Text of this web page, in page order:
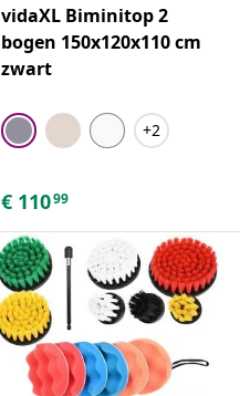
vidaXL Biminitop 2
bogen 150x120x110 cm
zwart
+2
€ 11099